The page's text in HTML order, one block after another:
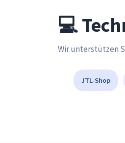
💻
Wir unterstützen
JTL-Shop